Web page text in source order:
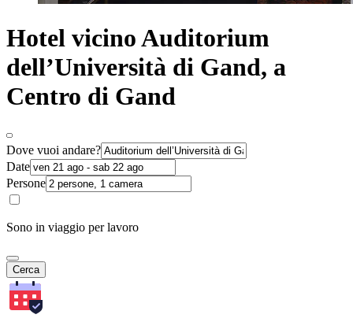
Hotel vicino Auditorium
dell’Università di Gand, a
Centro di Gand
Dove vuoi andare?
Date
Persone
Sono in viaggio per lavoro
Cerca